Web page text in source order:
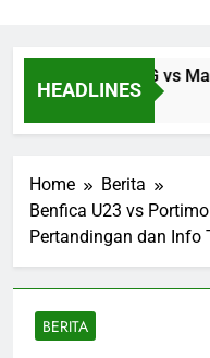
HEADLINES
Streaming PSG vs Man
Home
Berita
Benfica U23 vs
Pertandingan dan Info
BERITA